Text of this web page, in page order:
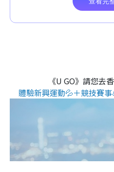
《U GO》請您去
體驗新興運動💦＋競技賽